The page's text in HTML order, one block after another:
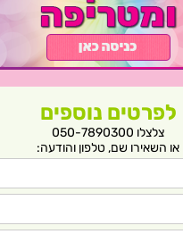
לפרטים נוספים
צלצלו 050-7890300
או השאירו שם, טלפון והודעה: